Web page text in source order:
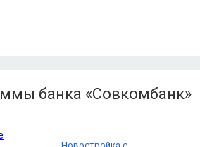
банка «Совкомбанк»